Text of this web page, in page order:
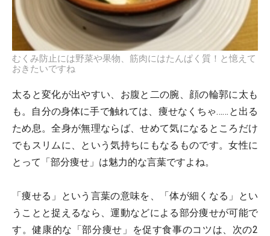
むくみ防止には野菜や果物、筋肉にはたんぱく質！と憶えて
おきたいですね
太ると変化が出やすい、お腹と二の腕、顔の輪郭に太も
も。自分の身体に手で触れては、痩せなくちゃ……と出る
ため息。全身が無理ならば、せめて気になるところだけ
でもスリムに、という気持ちにもなるものです。女性に
とって「部分痩せ」は魅力的な言葉ですよね。
「痩せる」という言葉の意味を、「体が細くなる」とい
うことと捉えるなら、運動などによる部分痩せが可能で
す。健康的な「部分痩せ」を促す食事のコツは、次の2